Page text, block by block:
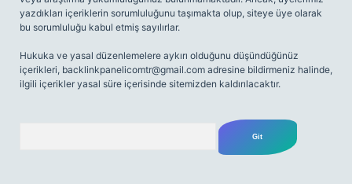
yazdıkları içeriklerin sorumluluğunu taşımakta olup, siteye üye olarak
bu sorumluluğu kabul etmiş sayılırlar.
Hukuka ve yasal düzenlemelere aykırı olduğunu düşündüğünüz
içerikleri, backlinkpanelicomtr@gmail.com adresine bildirmeniz halinde,
ilgili içerikler yasal süre içerisinde sitemizden kaldırılacaktır.